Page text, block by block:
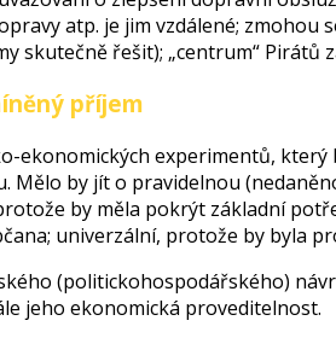
atp. je jim vzdálené;
skutečně řešit); „centrum“ Pirátů
příjem
ekonomických experimentů,
Mělo by jít o pravidelnou
by měla pokrýt základní
univerzální, protože by byla
(politickohospodářského)
jeho ekonomická proveditelnost.